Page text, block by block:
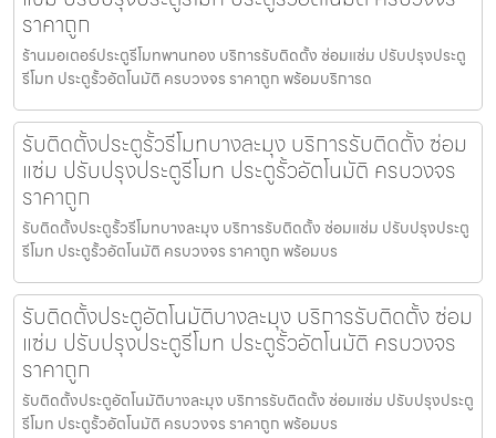
ราคาถูก
ร้านมอเตอร์ประตูรีโมทพานทอง บริการรับติดตั้ง ซ่อมแซ่ม ปรับปรุงประตู
รีโมท ประตูรั้วอัตโนมัติ ครบวงจร ราคาถูก พร้อมบริการด
รับติดตั้งประตูรั้วรีโมทบางละมุง บริการรับติดตั้ง ซ่อม
แซ่ม ปรับปรุงประตูรีโมท ประตูรั้วอัตโนมัติ ครบวงจร
ราคาถูก
รับติดตั้งประตูรั้วรีโมทบางละมุง บริการรับติดตั้ง ซ่อมแซ่ม ปรับปรุงประตู
รีโมท ประตูรั้วอัตโนมัติ ครบวงจร ราคาถูก พร้อมบร
รับติดตั้งประตูอัตโนมัติบางละมุง บริการรับติดตั้ง ซ่อม
แซ่ม ปรับปรุงประตูรีโมท ประตูรั้วอัตโนมัติ ครบวงจร
ราคาถูก
รับติดตั้งประตูอัตโนมัติบางละมุง บริการรับติดตั้ง ซ่อมแซ่ม ปรับปรุงประตู
รีโมท ประตูรั้วอัตโนมัติ ครบวงจร ราคาถูก พร้อมบร